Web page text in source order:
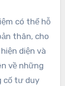
có thể hỗ
thân, cho
diện và
về những
cố tư duy